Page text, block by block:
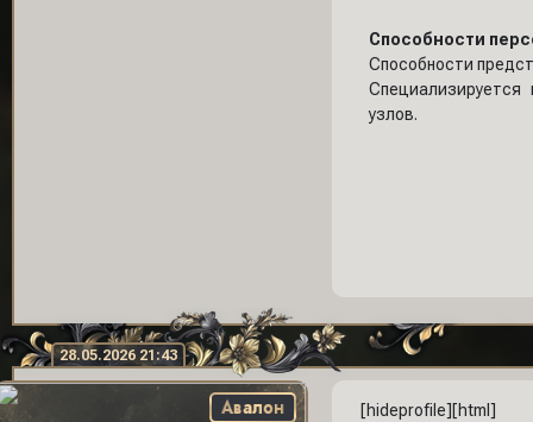
Способности
Способности
узлов.
28.05.2026 21:43
Авалон
[hideprofile][html]